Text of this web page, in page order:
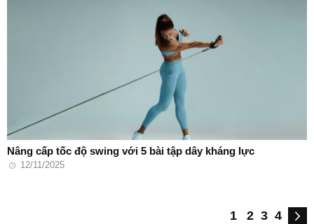
Nâng cấp tốc độ swing với 5 bài tập dây kháng lực
12/11/2025
1 2 3 4